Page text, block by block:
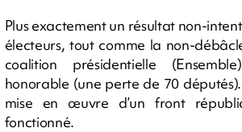
Plus exactement un résultat non-
électeurs, tout comme la non-
coalition présidentielle
honorable (une perte de 70
mise en œuvre d’un front
fonctionné.